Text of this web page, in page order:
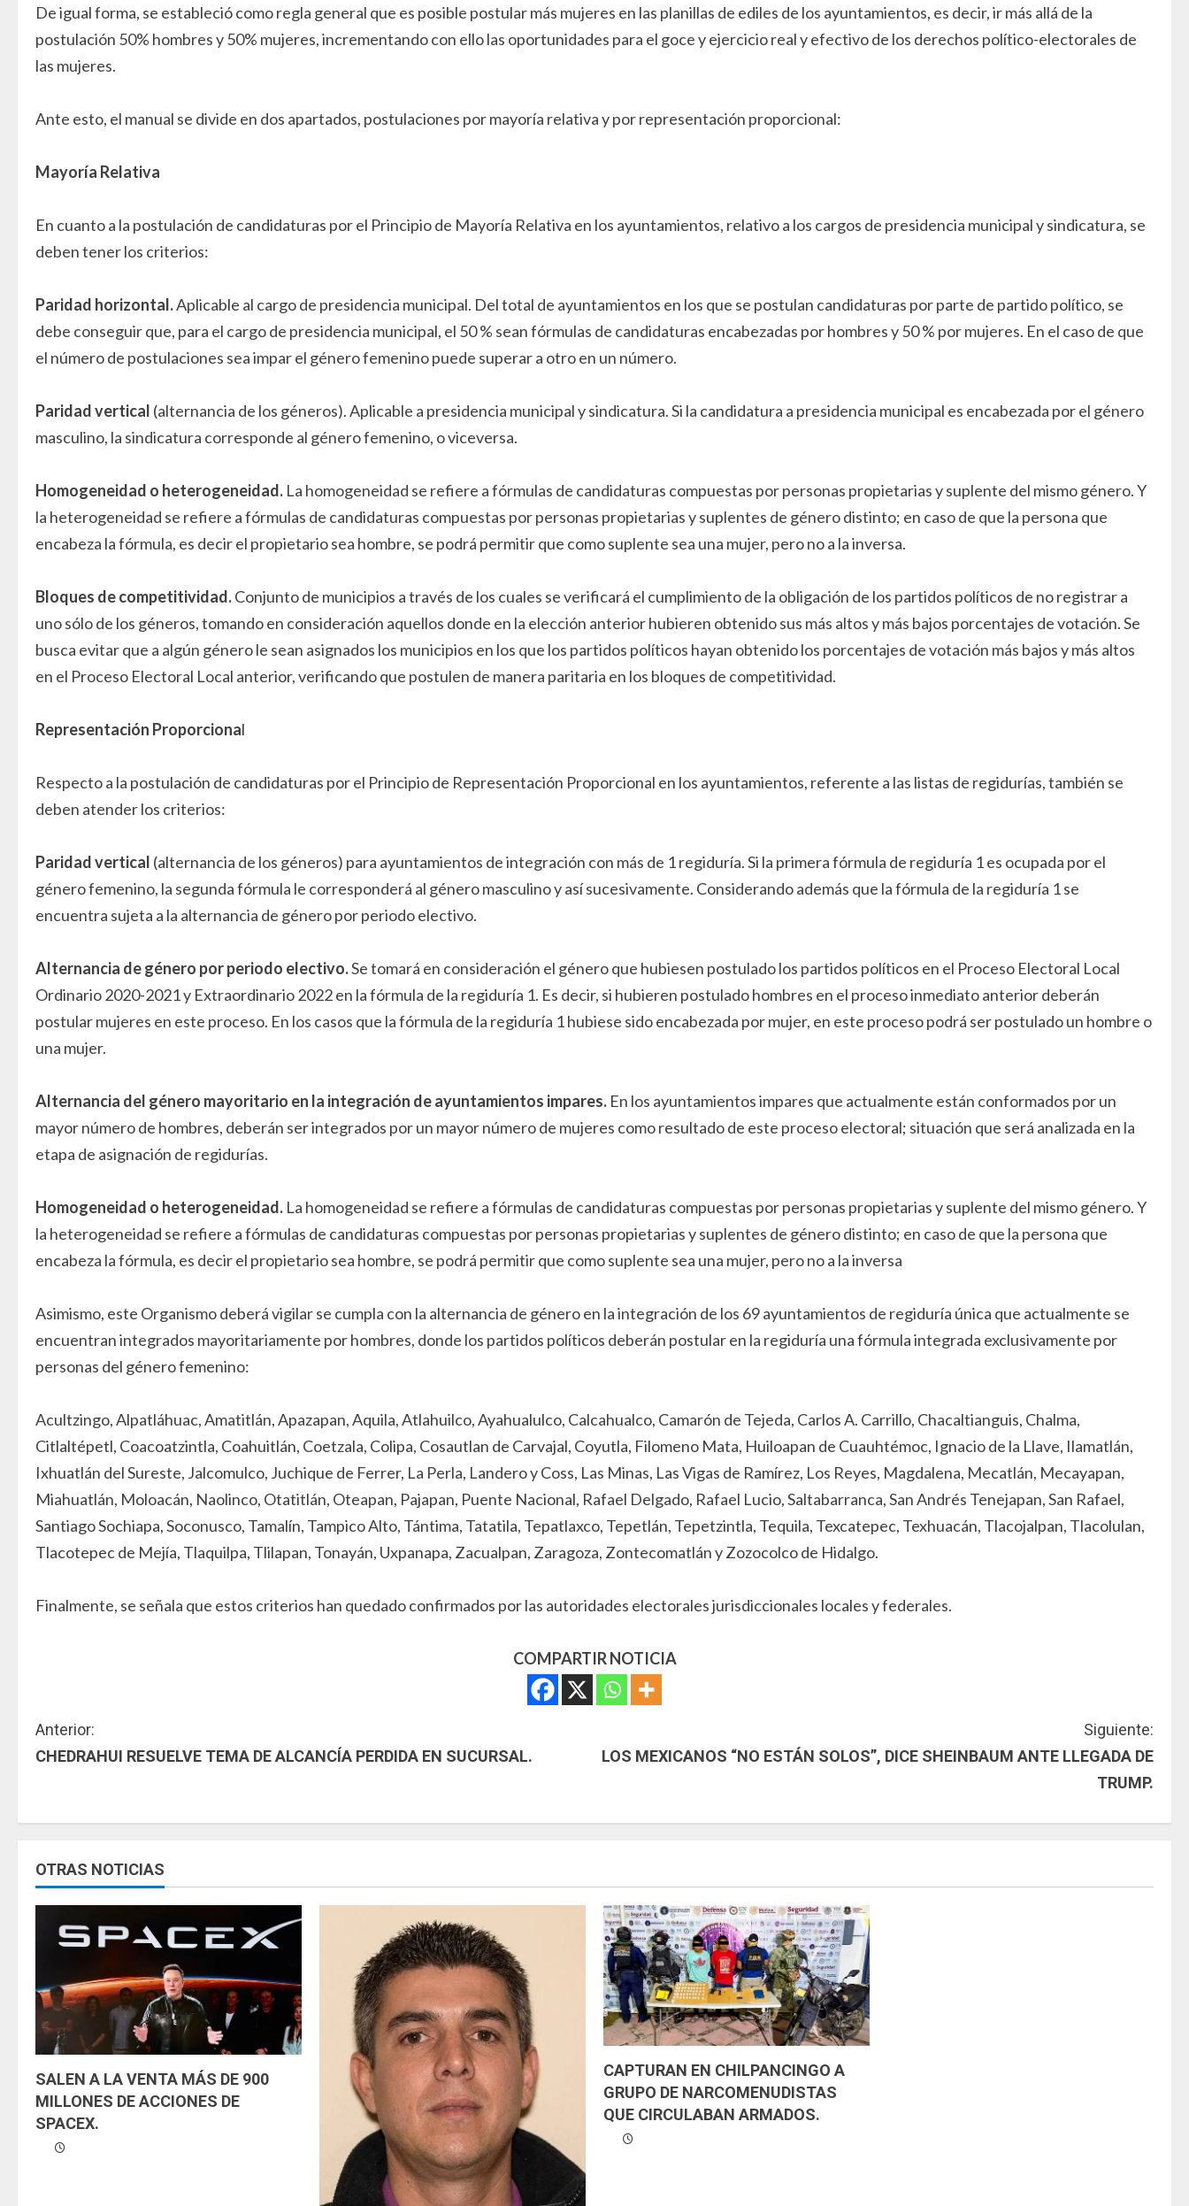
De igual forma, se estableció como regla general que es posible postular más mujeres en las planillas de ediles de los ayuntamientos, es decir, ir más allá de la
postulación 50% hombres y 50% mujeres, incrementando con ello las oportunidades para el goce y ejercicio real y efectivo de los derechos político-electorales de
las mujeres.
Ante esto, el manual se divide en dos apartados, postulaciones por mayoría relativa y por representación proporcional:
Mayoría Relativa
En cuanto a la postulación de candidaturas por el Principio de Mayoría Relativa en los ayuntamientos, relativo a los cargos de presidencia municipal y sindicatura, se
deben tener los criterios:
Paridad horizontal.Aplicable al cargo de presidencia municipal. Del total de ayuntamientos en los que se postulan candidaturas por parte de partido político, se
debe conseguir que, para el cargo de presidencia municipal, el 50 % sean fórmulas de candidaturas encabezadas por hombres y 50 % por mujeres. En el caso de que
el número de postulaciones sea impar el género femenino puede superar a otro en un número.
Paridad vertical (alternancia de los géneros). Aplicable a presidencia municipal y sindicatura. Si la candidatura a presidencia municipal es encabezada por el género
masculino, la sindicatura corresponde al género femenino, o viceversa.
Homogeneidad o heterogeneidad. La homogeneidad se refiere a fórmulas de candidaturas compuestas por personas propietarias y suplente del mismo género. Y
la heterogeneidad se refiere a fórmulas de candidaturas compuestas por personas propietarias y suplentes de género distinto; en caso de que la persona que
encabeza la fórmula, es decir el propietario sea hombre, se podrá permitir que como suplente sea una mujer, pero no a la inversa.
Bloques de competitividad.Conjunto de municipios a través de los cuales se verificará el cumplimiento de la obligación de los partidos políticos de no registrar a
uno sólo de los géneros, tomando en consideración aquellos donde en la elección anterior hubieren obtenido sus más altos y más bajos porcentajes de votación. Se
busca evitar que a algún género le sean asignados los municipios en los que los partidos políticos hayan obtenido los porcentajes de votación más bajos y más altos
en el Proceso Electoral Local anterior, verificando que postulen de manera paritaria en los bloques de competitividad.
Representación Proporcional
Respecto a la postulación de candidaturas por el Principio de Representación Proporcional en los ayuntamientos, referente a las listas de regidurías, también se
deben atender los criterios:
Paridad vertical (alternancia de los géneros) para ayuntamientos de integración con más de 1 regiduría. Si la primera fórmula de regiduría 1 es ocupada por el
género femenino, la segunda fórmula le corresponderá al género masculino y así sucesivamente. Considerando además que la fórmula de la regiduría 1 se
encuentra sujeta a la alternancia de género por periodo electivo.
Alternancia de género por periodo electivo.Se tomará en consideración el género que hubiesen postulado los partidos políticos en el Proceso Electoral Local
Ordinario 2020-2021 y Extraordinario 2022 en la fórmula de la regiduría 1. Es decir, si hubieren postulado hombres en el proceso inmediato anterior deberán
postular mujeres en este proceso. En los casos que la fórmula de la regiduría 1 hubiese sido encabezada por mujer, en este proceso podrá ser postulado un hombre o
una mujer.
Alternancia del género mayoritario en la integración de ayuntamientos impares. En los ayuntamientos impares que actualmente están conformados por un
mayor número de hombres, deberán ser integrados por un mayor número de mujeres como resultado de este proceso electoral; situación que será analizada en la
etapa de asignación de regidurías.
Homogeneidad o heterogeneidad. La homogeneidad se refiere a fórmulas de candidaturas compuestas por personas propietarias y suplente del mismo género. Y
la heterogeneidad se refiere a fórmulas de candidaturas compuestas por personas propietarias y suplentes de género distinto; en caso de que la persona que
encabeza la fórmula, es decir el propietario sea hombre, se podrá permitir que como suplente sea una mujer, pero no a la inversa
Asimismo, este Organismo deberá vigilar se cumpla con la alternancia de género en la integración de los 69 ayuntamientos de regiduría única que actualmente se
encuentran integrados mayoritariamente por hombres, donde los partidos políticos deberán postular en la regiduría una fórmula integrada exclusivamente por
personas del género femenino:
Acultzingo, Alpatláhuac, Amatitlán, Apazapan, Aquila, Atlahuilco, Ayahualulco, Calcahualco, Camarón de Tejeda, Carlos A. Carrillo, Chacaltianguis, Chalma,
Citlaltépetl, Coacoatzintla, Coahuitlán, Coetzala, Colipa, Cosautlan de Carvajal, Coyutla, Filomeno Mata, Huiloapan de Cuauhtémoc, Ignacio de la Llave, Ilamatlán,
Ixhuatlán del Sureste, Jalcomulco, Juchique de Ferrer, La Perla, Landero y Coss, Las Minas, Las Vigas de Ramírez, Los Reyes, Magdalena, Mecatlán, Mecayapan,
Miahuatlán, Moloacán, Naolinco, Otatitlán, Oteapan, Pajapan, Puente Nacional, Rafael Delgado, Rafael Lucio, Saltabarranca, San Andrés Tenejapan, San Rafael,
Santiago Sochiapa, Soconusco, Tamalín, Tampico Alto, Tántima, Tatatila, Tepatlaxco, Tepetlán, Tepetzintla, Tequila, Texcatepec, Texhuacán, Tlacojalpan, Tlacolulan,
Tlacotepec de Mejía, Tlaquilpa, Tlilapan, Tonayán, Uxpanapa, Zacualpan, Zaragoza, Zontecomatlán y Zozocolco de Hidalgo.
Finalmente, se señala que estos criterios han quedado confirmados por las autoridades electorales jurisdiccionales locales y federales.
COMPARTIR NOTICIA
S
i
e
y
e
n
d
Anterior:
CHEDRAHUI RESUELVE TEMA DE ALCANCÍA PERDIDA EN SUCURSAL.
Siguiente:
LOS MEXICANOS “NO ESTÁN SOLOS”, DICE SHEINBAUM ANTE LLEGADA DE
TRUMP.
OTRAS NOTICIAS
SALEN A LA VENTA MÁS DE 900
MILLONES DE ACCIONES DE
SPACEX.
CAPTURAN EN CHILPANCINGO A
GRUPO DE NARCOMENUDISTAS
QUE CIRCULABAN ARMADOS.